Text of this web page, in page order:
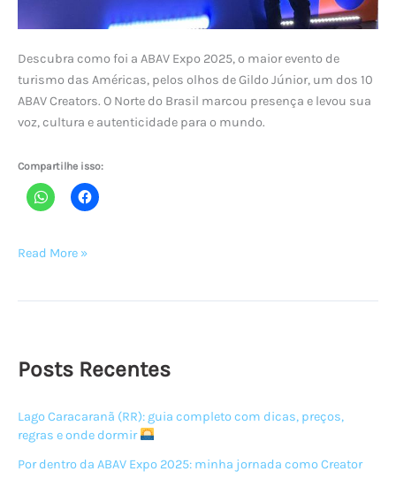
Descubra como foi a ABAV Expo 2025, o maior evento de
turismo das Américas, pelos olhos de Gildo Júnior, um dos 10
ABAV Creators. O Norte do Brasil marcou presença e levou sua
voz, cultura e autenticidade para o mundo.
Compartilhe isso:
Por
2025:
minha
como
Creator
Read More »
Posts Recentes
Lago Caracaranã (RR): guia completo com dicas, preços,
regras e onde dormir
Por dentro da ABAV Expo 2025: minha jornada como Creator